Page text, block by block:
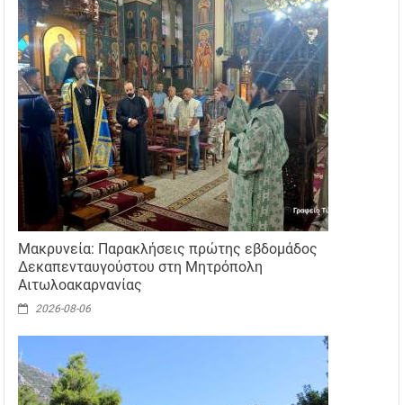
Μακρυνεία: Παρακλήσεις πρώτης εβδομάδος
Δεκαπενταυγούστου στη Μητρόπολη
Αιτωλοακαρνανίας
2026-08-06